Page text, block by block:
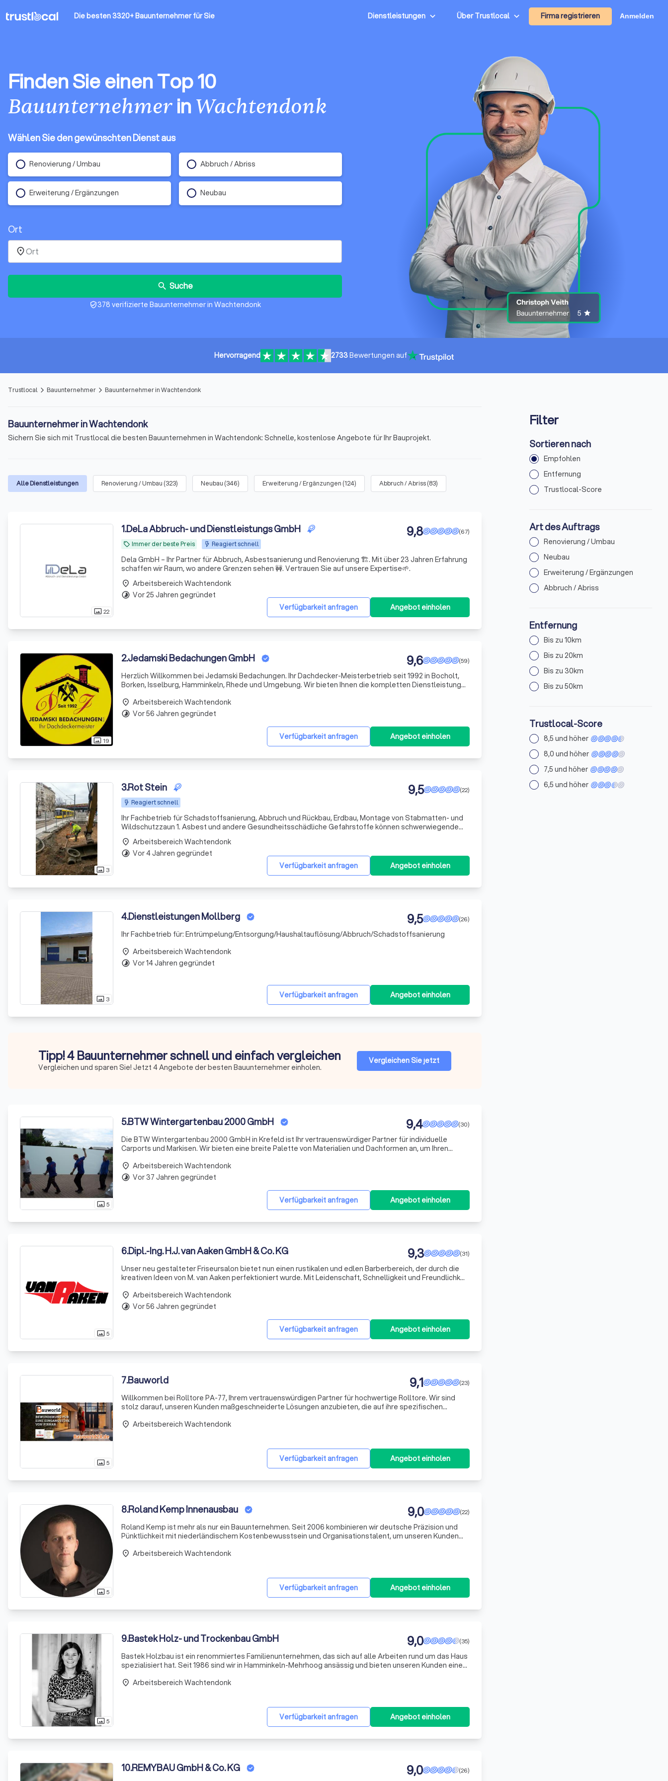
Die besten 3320+ Bauunternehmer für Sie Dienstleistungen Über Trustlocal Firma registrieren Anmelden
Finden Sie einen Top 10
BauunternehmerinWachtendonk
Wählen Sie den gewünschten Dienst aus
Renovierung / Umbau Abbruch / Abriss
Erweiterung / Ergänzungen Neubau
Ort
place
search Suche
verified_user378 verifizierte Bauunternehmer in Wachtendonk
Hervorragend 2733Bewertungen auf
Trustlocal arrow_forward_ios Bauunternehmer arrow_forward_ios Bauunternehmer in Wachtendonk
Bauunternehmer in Wachtendonk
Sichern Sie sich mit Trustlocal die besten Bauunternehmen in Wachtendonk: Schnelle, kostenlose Angebote für Ihr Bauprojekt.
Alle Dienstleistungen Renovierung / Umbau (323) Neubau (346) Erweiterung / Ergänzungen (124) Abbruch / Abriss(83)
photo_size_select_actual22
1.DeLa Abbruch- und Dienstleistungs GmbH
local_offer Immer der beste Preis Reagiert schnell
(67)
9,8
Dela GmbH – Ihr Partner für Abbruch, Asbestsanierung und Renovierung 🏗️. Mit über 23 Jahren Erfahrung
schaffen wir Raum, wo andere Grenzen sehen 🚧. Vertrauen Sie auf unsere Expertise🌱.
Verfügbarkeit anfragen Angebot einholen
place Arbeitsbereich Wachtendonk
timelapse Vor 25 Jahren gegründet
photo_size_select_actual 19
2.Jedamski Bedachungen GmbH (59)
9,6
Herzlich Willkommen bei Jedamski Bedachungen. Ihr Dachdecker-Meisterbetrieb seit 1992 in Bocholt,
Borken, Isselburg, Hamminkeln, Rhede und Umgebung. Wir bieten Ihnen die kompletten Dienstleistungen
Beisp
Verfügbarkeit anfragen Angebot einholen
place Arbeitsbereich Wachtendonk
timelapse Vor 56 Jahren gegründet
photo_size_select_actual 3
3.Rot Stein
Reagiert schnell
(22)
9,5
Ihr Fachbetrieb für Schadstoffsanierung, Abbruch und Rückbau, Erdbau, Montage von Stabmatten- und
Wildschutzzaun 1. Asbest und andere Gesundheitsschädliche Gefahrstoffe können schwerwiegende
gesundheitliche Folgen haben und darf nicht unterschätzt werden. Mit unserer fachlichen Expertise
übernehme
Verfügbarkeit anfragen Angebot einholen
place Arbeitsbereich Wachtendonk
timelapse Vor 4 Jahren gegründet
photo_size_select_actual 3
4.Dienstleistungen Mollberg (26)
9,5
Ihr Fachbetrieb für: Entrümpelung/Entsorgung/Haushaltauflösung/Abbruch/Schadstoffsanierung
Verfügbarkeit anfragen Angebot einholen
place Arbeitsbereich Wachtendonk
timelapse Vor 14 Jahren gegründet
Tipp! 4 Bauunternehmer schnell und einfach vergleichen
Vergleichen und sparen Sie! Jetzt 4 Angebote der besten Bauunternehmer einholen.
Vergleichen Sie jetzt
photo_size_select_actual5
5.BTW Wintergartenbau 2000 GmbH (30)
9,4
Die BTW Wintergartenbau 2000 GmbH in Krefeld ist Ihr vertrauenswürdiger Partner für individuelle
Carports und Markisen. Wir bieten eine breite Palette von Materialien und Dachformen an, um Ihren
lokale
Verfügbarkeit anfragen Angebot einholen
place Arbeitsbereich Wachtendonk
timelapse Vor 37 Jahren gegründet
photo_size_select_actual5
6.Dipl.-Ing. H.J. van Aaken GmbH & Co. KG (31)
9,3
Unser neu gestalteter Friseursalon bietet nun einen rustikalen und edlen Barberbereich, der durch die
kreativen Ideen von M. van Aaken perfektioniert wurde. Mit Leidenschaft, Schnelligkeit und Freundlichkeit
Verfügbarkeit anfragen Angebot einholen
place Arbeitsbereich Wachtendonk
timelapse Vor 56 Jahren gegründet
photo_size_select_actual5
7.Bauworld (23)
9,1
Willkommen bei Rolltore PA-77, Ihrem vertrauenswürdigen Partner für hochwertige Rolltore. Wir sind
stolz darauf, unseren Kunden maßgeschneiderte Lösungen anzubieten, die auf ihre spezifischen
ausgestattet und
Verfügbarkeit anfragen Angebot einholen
place Arbeitsbereich Wachtendonk
photo_size_select_actual5
8.Roland Kemp Innenausbau (22)
9,0
Roland Kemp ist mehr als nur ein Bauunternehmen. Seit 2006 kombinieren wir deutsche Präzision und
Pünktlichkeit mit niederländischem Kostenbewusstsein und Organisationstalent, um unseren Kunden
Sie von
Verfügbarkeit anfragen Angebot einholen
place Arbeitsbereich Wachtendonk
photo_size_select_actual5
9.Bastek Holz- und Trockenbau GmbH (35)
9,0
Bastek Holzbau ist ein renommiertes Familienunternehmen, das sich auf alle Arbeiten rund um das Haus
spezialisiert hat. Seit 1986 sind wir in Hamminkeln-Mehrhoog ansässig und bieten unseren Kunden eine
Zimm
Verfügbarkeit anfragen Angebot einholen
place Arbeitsbereich Wachtendonk
10.REMYBAU GmbH & Co. KG (26)
9,0
Filter
Sortieren nach
Empfohlen
Entfernung
Trustlocal-Score
Art des Auftrags
Renovierung / Umbau
Neubau
Erweiterung / Ergänzungen
Abbruch / Abriss
Entfernung
Bis zu 10km
Bis zu 20km
Bis zu 30km
Bis zu 50km
Trustlocal-Score
8,5 und höher
8,0 und höher
7,5 und höher
6,5 und höher